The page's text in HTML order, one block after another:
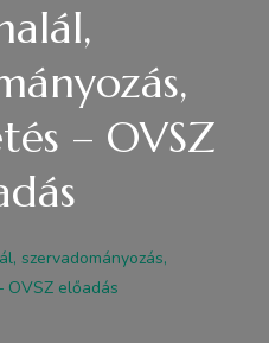
– OVSZ
szervadományozás,
OVSZ előadás